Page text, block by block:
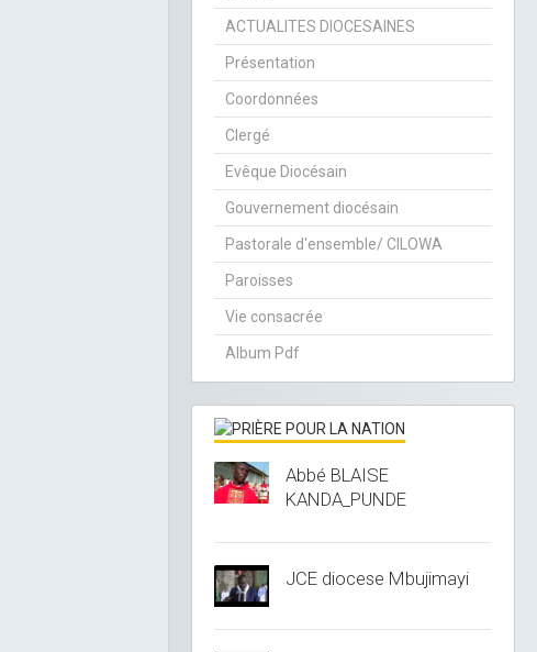
ACTUALITES DIOCESAINES
Présentation
Coordonnées
Clergé
Evêque Diocésain
Gouvernement diocésain
Pastorale d'ensemble/ CILOWA
Paroisses
Vie consacrée
Album Pdf
Abbé BLAISE
KANDA_PUNDE
JCE diocese Mbujimayi